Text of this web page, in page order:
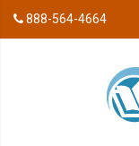
888-564-4664